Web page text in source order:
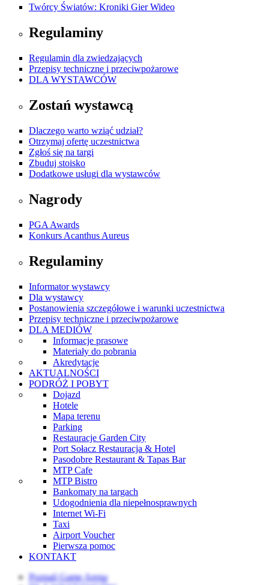
Twórcy Światów: Kroniki Gier Wideo
Regulaminy
Regulamin dla zwiedzających
Przepisy techniczne i przeciwpożarowe
DLA WYSTAWCÓW
Zostań wystawcą
Dlaczego warto wziąć udział?
Otrzymaj ofertę uczestnictwa
Zgłoś się na targi
Zbuduj stoisko
Dodatkowe usługi dla wystawców
Nagrody
PGA Awards
Konkurs Acanthus Aureus
Regulaminy
Informator wystawcy
Dla wystawcy
Postanowienia szczegółowe i warunki uczestnictwa
Przepisy techniczne i przeciwpożarowe
DLA MEDIÓW
Informacje prasowe
Materiały do pobrania
Akredytacje
AKTUALNOŚCI
PODRÓŻ I POBYT
Dojazd
Hotele
Mapa terenu
Parking
Restauracje Garden City
Port Sołacz Restauracja & Hotel
Pasodobre Restaurant & Tapas Bar
MTP Cafe
MTP Bistro
Bankomaty na targach
Udogodnienia dla niepełnosprawnych
Internet Wi-Fi
Taxi
Airport Voucher
Pierwsza pomoc
KONTAKT
Poznań Game Arena